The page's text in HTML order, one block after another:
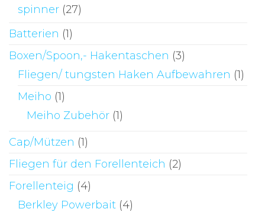
spinner (27)
Batterien (1)
Boxen/Spoon,- Hakentaschen (3)
Fliegen/ tungsten Haken Aufbewahren (1)
Meiho (1)
Meiho Zubehör (1)
Cap/Mützen (1)
Fliegen für den Forellenteich (2)
Forellenteig (4)
Berkley Powerbait (4)